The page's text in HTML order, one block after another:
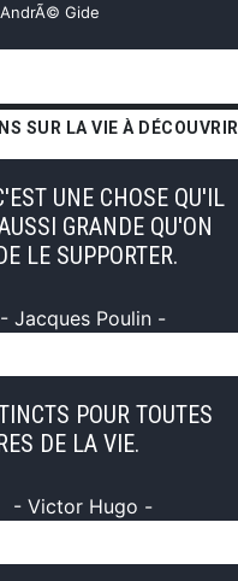
Gide
SUR LA VIE À DÉCOUVRIR
UNE CHOSE QU'IL
GRANDE QU'ON
LE SUPPORTER.
- Jacques Poulin -
POUR TOUTES
DE LA VIE.
- Victor Hugo -